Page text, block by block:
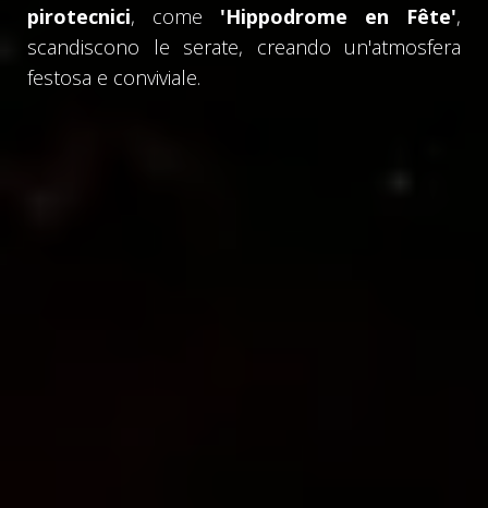
pirotecnici, come 'Hippodrome en Fête',
scandiscono le serate, creando un'atmosfera
festosa e conviviale.